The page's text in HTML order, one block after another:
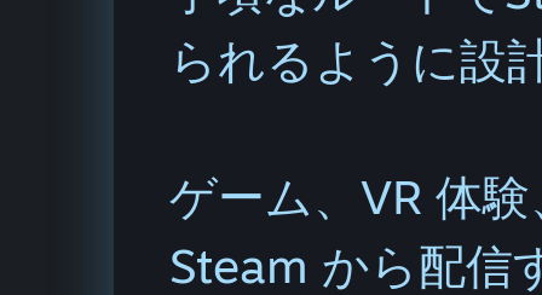
られるように設
ゲーム、VR 体
Steam から配信